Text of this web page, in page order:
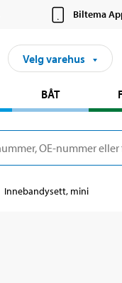
Biltema
Velg varehus
BÅT
Innebandysett, mini